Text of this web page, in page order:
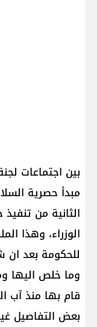
بين اجتماعات
مبدأ حصرية
الثانية من
الوزراء، وهذا
للحكومة بعد ان
وما خلص اليها
قام بها منذ آب
بعض التفاصيل